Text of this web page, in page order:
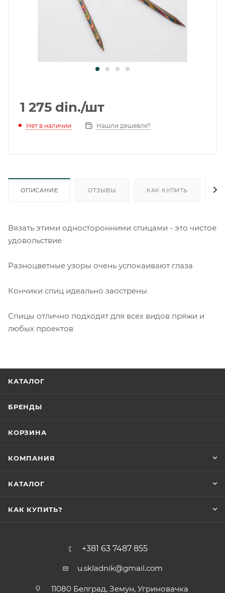
1 275 din./шт
Нет в наличии Нашли дешевле?
ОПИСАНИЕ ОТЗЫВЫ КАК КУПИТЬ
Вязать этими односторонними спицами - это чистое
удовольствие
Разноцветные узоры очень успокаивают глаза
Кончики спиц идеально заострены
Спицы отлично подходят для всех видов пряжи и
любых проектов
КАТАЛОГ
БРЕНДЫ
КОРЗИНА
КОМПАНИЯ
КАТАЛОГ
КАК КУПИТЬ?
+381 63 7487 855
u.skladnik@gmail.com
11080 Белград, Земун, Угриновачка